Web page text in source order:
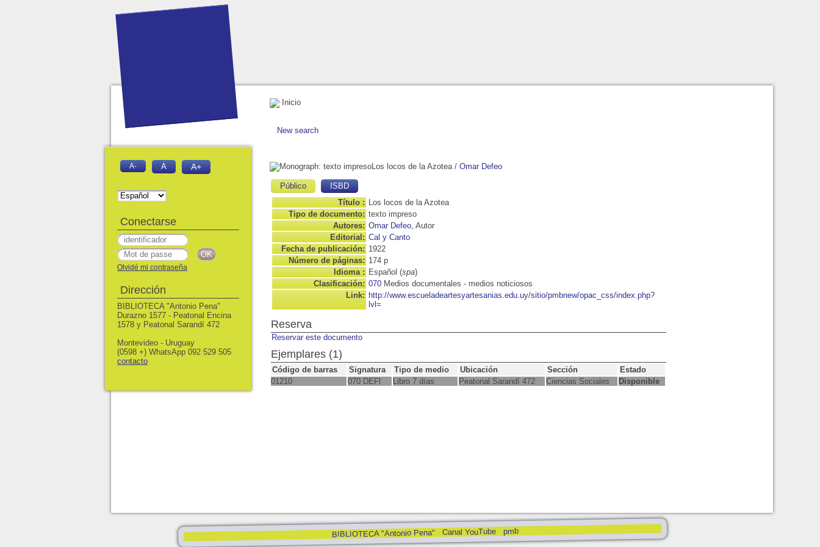
Inicio
New search
Los locos de la Azotea / Omar Defeo
Público
ISBD
Título : Los locos de la Azotea
Tipo de documento: texto impreso
Autores: Omar Defeo , Autor
Editorial: Cal y Canto
Fecha de publicación: 1922
Número de páginas: 174 p
Idioma : Español (spa)
Clasificación: 070 Medios documentales - medios noticiosos
Link: http://www.escueladeartesyartesanias.edu.uy/sitio/pmbnew/opac_css/index.php?
lvl=
Reserva
Reservar este documento
Ejemplares (1)
Código de barras Signatura Tipo de medio Ubicación Sección
Estado
01210
070 DEFl Libro 7 días Peatonal Sarandí 472 Ciencias Sociales Disponible
BIBLIOTECA "Antonio Pena" Canal YouTube pmb
A- A A+
Conectarse
Olvidé mi contraseña
Dirección
BIBLIOTECA "Antonio Pena"
Durazno 1577 - Peatonal Encina
1578 y Peatonal Sarandí 472
Montevideo - Uruguay
(0598 +) WhatsApp 092 529 505
contacto